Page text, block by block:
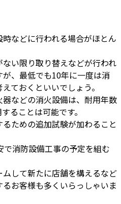
などに行われる場合がほとん
い限り取り替えなどが行われ
、最低でも10年に一度は消
ておくといいでしょう。
などの消火設備は、耐用年数
ることは可能です。
ための追加試験が加わること
消防設備工事の予定を組む
して新たに店舗を構えるなど
お客様も多くいらっしゃいま